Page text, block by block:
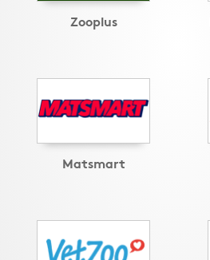
Zooplus
Matsmart